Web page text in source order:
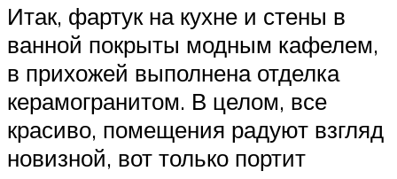
Итак, фартук на кухне и стены в
ванной покрыты модным кафелем,
в прихожей выполнена отделка
керамогранитом. В целом, все
красиво, помещения радуют взгляд
новизной, вот только портит